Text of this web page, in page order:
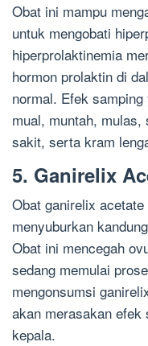
Obat ini mampu
untuk mengobati
hiperprolaktinemia
hormon prolaktin di
normal. Efek
mual, muntah,
sakit, serta kram
5. Ganirelix
Obat ganirelix
menyuburkan
Obat ini mencegah
sedang memulai
mengonsumsi
akan merasakan
kepala.